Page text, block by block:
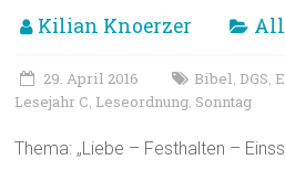
Kilian Knoerzer
29. April 2016 Bibel, DGS,
Lesejahr C, Leseordnung, Sonntag
Thema: „Liebe – Festhalten –